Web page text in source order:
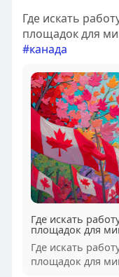
Где искать
площадок для
#канада
Где искать
площадок для
Где искать
площадок для